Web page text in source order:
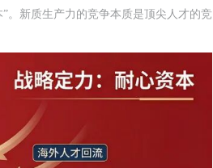
。新质生产力的竞争本质是顶尖人才的竞